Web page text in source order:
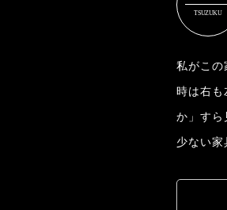
TSUZUKU
私がこの
時は右
か」すら
少ない